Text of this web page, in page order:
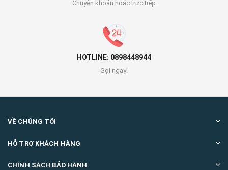
Chuyển khoản hoặc trực tiếp
HOTLINE: 0898448944
Gọi ngay!
VỀ CHÚNG TÔI
HỖ TRỢ KHÁCH HÀNG
CHÍNH SÁCH BẢO HÀNH